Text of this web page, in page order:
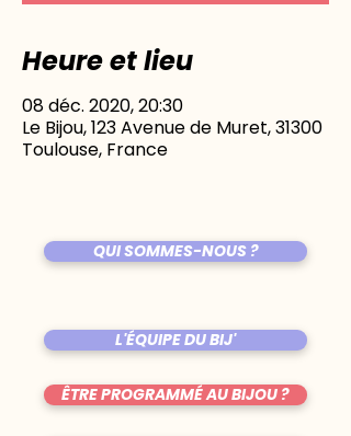
Heure et lieu
08 déc. 2020, 20:30
Le Bijou, 123 Avenue de Muret, 31300
Toulouse, France
QUI SOMMES-NOUS ?
L'ÉQUIPE DU BIJ'
ÊTRE PROGRAMMÉ AU BIJOU ?